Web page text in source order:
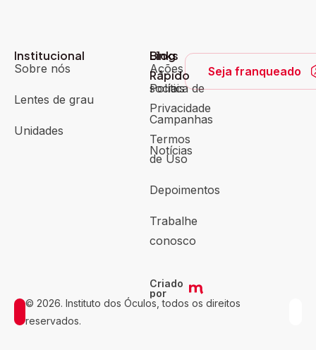
Institucional
Sobre nós
Lentes de grau
Unidades
Blog
Ações
sociais
Campanhas
Notícias
Links
Rápido
Política de
Privacidade
Termos
de Uso
Depoimentos
Trabalhe
conosco
Criado
por
Seja franqueado
© 2026. Instituto dos Óculos, todos os direitos
reservados.